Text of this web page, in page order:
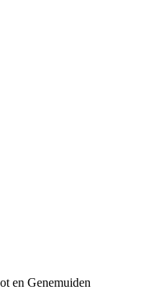
en Genemuiden